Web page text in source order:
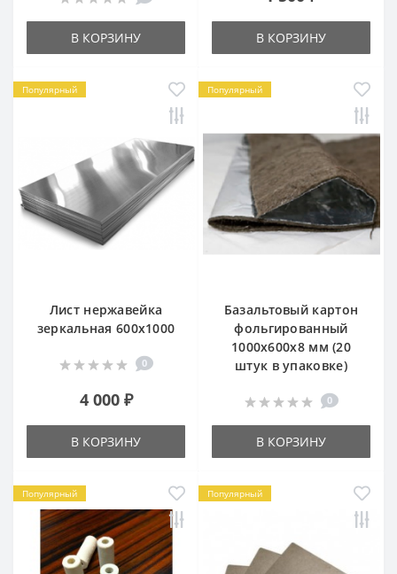
В КОРЗИНУ В КОРЗИНУ
Популярный
Лист нержавейка
зеркальная 600х1000
0
4 000 ₽
В КОРЗИНУ
Популярный
Базальтовый картон
фольгированный
1000х600х8 мм (20
штук в упаковке)
0
В КОРЗИНУ
Популярный Популярный